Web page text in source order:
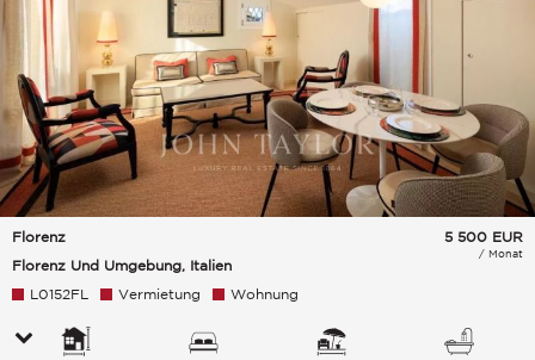
Florenz
Florenz Und Umgebung, Italien
5 500 EUR
/ Monat
L0152FL Vermietung Wohnung